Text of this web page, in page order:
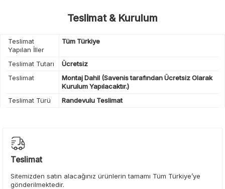
Teslimat & Kurulum
Teslimat
Yapılan İller
Tüm Türkiye
Teslimat Tutarı
Ücretsiz
Teslimat
Montaj Dahil (Savenis tarafından Ücretsiz Olarak
Kurulum Yapılacaktır.)
Teslimat Türü
Randevulu Teslimat
Teslimat
Sitemizden satın alacağınız ürünlerin tamamı Tüm Türkiye’ye
gönderilmektedir.